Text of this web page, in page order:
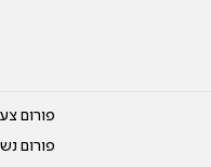
פורום
פורום